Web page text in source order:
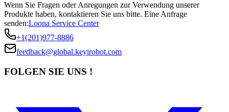
Wenn Sie Fragen oder Anregungen zur Verwendung unserer
Produkte haben, kontaktieren Sie uns bitte. Eine Anfrage
senden:Loona Service Center
+1(201)977-8886
feedback@global.keyirobot.com
FOLGEN SIE UNS !